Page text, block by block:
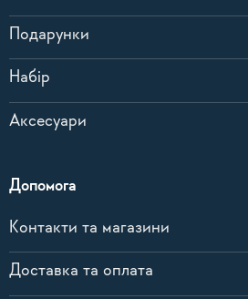
Подарунки
Набір
Аксесуари
Допомога
Контакти та магазини
Доставка та оплата